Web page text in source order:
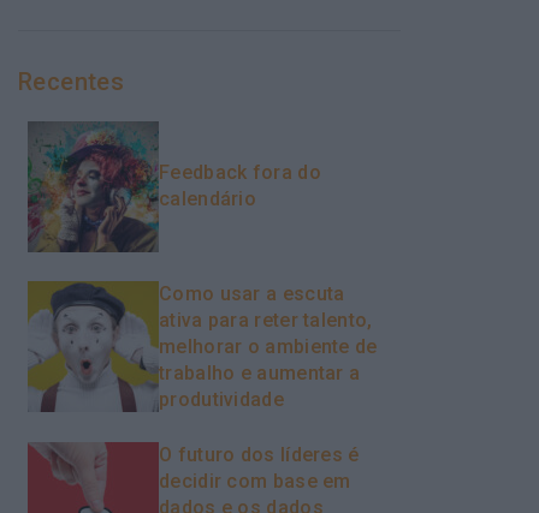
Recentes
Feedback fora do
calendário
Como usar a escuta
ativa para reter talento,
melhorar o ambiente de
trabalho e aumentar a
produtividade
O futuro dos líderes é
decidir com base em
dados e os dados